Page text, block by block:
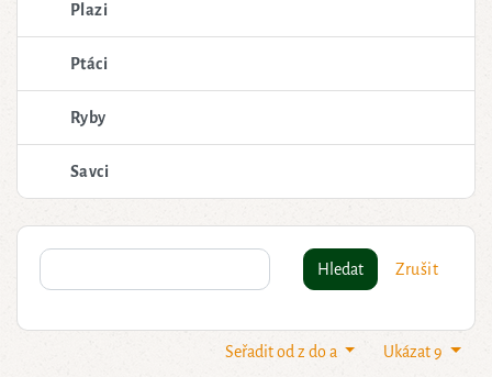
Plazi
Ptáci
Ryby
Savci
Hledat Zrušit
Ukázat 9
Seřadit od z do a